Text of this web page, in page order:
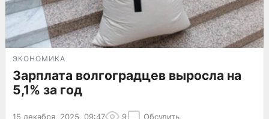
ЭКОНОМИКА
Зарплата волгоградцев выросла на
5,1% за год
15 декабря, 2025, 09:47 9 Обсудить